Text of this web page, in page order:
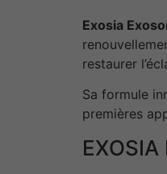
Exosia
restaurer
Sa formule
premières
EXOSIA